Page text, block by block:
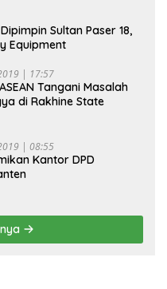
Sultan Paser 18,
Equipment
| 17:57
Tangani Masalah
di Rakhine State
| 08:55
Kantor DPD